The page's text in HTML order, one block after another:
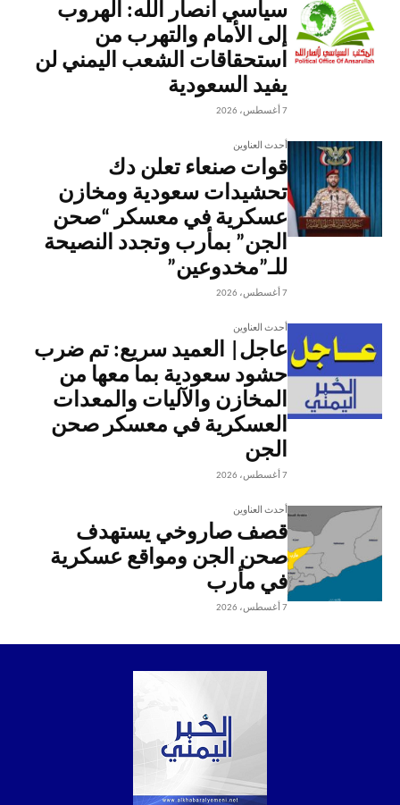
سياسي أنصار الله: الهروب
إلى الأمام والتهرب من
استحقاقات الشعب اليمني لن
يفيد السعودية
7 أغسطس، 2026
أحدث العناوين
قوات صنعاء تعلن دك
تحشيدات سعودية ومخازن
عسكرية في معسكر “صحن
الجن” بمأرب وتجدد النصيحة
للـ”مخدوعين”
7 أغسطس، 2026
أحدث العناوين
عاجل| العميد سريع: تم ضرب
حشود سعودية بما معها من
المخازن والآليات والمعدات
العسكرية في معسكر صحن
الجن
7 أغسطس، 2026
أحدث العناوين
قصف صاروخي يستهدف
صحن الجن ومواقع عسكرية
في مأرب
7 أغسطس، 2026